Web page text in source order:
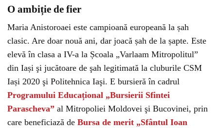
O ambiție de fier
Maria Anistoroaei este campioană europeană la șah
clasic. Are doar nouă ani, dar joacă șah de la șapte. Este
elevă în clasa a IV-a la Școala „Varlaam Mitropolitul”
din Iași şi jucătoare de şah legitimată la cluburile CSM
Iași 2020 şi Politehnica Iaşi. E bursieră în cadrul
Programului Educațional „Bursierii Sfintei
Parascheva” al Mitropoliei Moldovei şi Bucovinei, prin
care beneficiază de Bursa de merit „Sfântul Ioan